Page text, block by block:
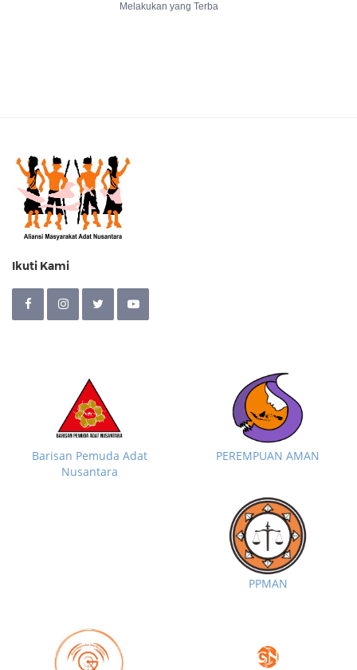
Melakukan yang Terba
Ikuti Kami
Barisan Pemuda Adat
Nusantara
PEREMPUAN AMAN
PPMAN